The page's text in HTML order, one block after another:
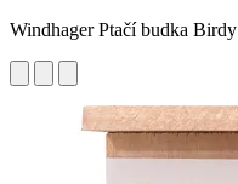
Windhager Ptačí budka Birdy